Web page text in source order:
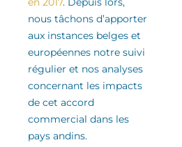
nous tâchons d’apporter
aux instances belges et
européennes notre suivi
régulier et nos analyses
concernant les impacts
de cet accord
commercial dans les
pays andins.